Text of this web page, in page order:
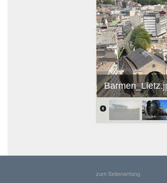
zum Seitenanfang